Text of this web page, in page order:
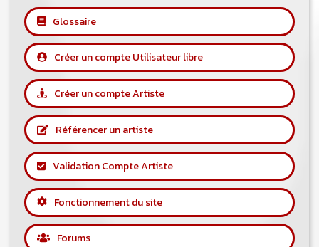
Glossaire
Créer un compte Utilisateur libre
Créer un compte Artiste
Référencer un artiste
Validation Compte Artiste
Fonctionnement du site
Forums